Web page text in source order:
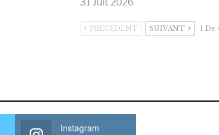
PRÉCÉDENT SUIVANT 1 De
Instagram